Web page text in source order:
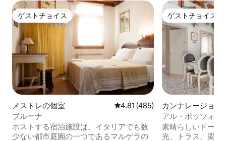
ゲストチョイス
ゲストチョイス
メストレの個室 レビュー485件、5つ星中4.81つ
4.81 (485)
ブルーナ
ホストする宿泊施設は、イタリアでも数
少ない都市庭園の一つであるマルゲラの
ゲストチョイス
ゲストチョイス
カンナレージョの
アル・ポッツォ・
グルルーム
素晴らしいドーマ
光、トラス、梁、